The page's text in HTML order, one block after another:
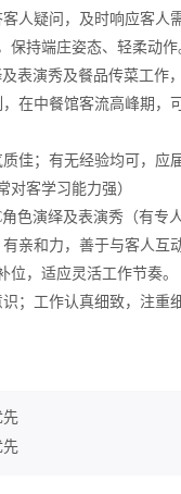
人疑问，及时响应客人
保持端庄姿态、轻柔动作
表演秀及餐品传菜工作
在中餐馆客流高峰期，
佳；有无经验均可，应
对客学习能力强）
色演绎及表演秀（有专
亲和力，善于与客人互
位，适应灵活工作节奏。
；工作认真细致，注
先
先